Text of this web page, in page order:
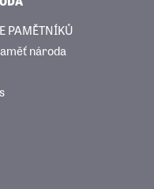
PAMĚTNÍKŮ
národa